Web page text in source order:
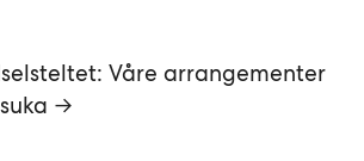
Våre arrangementer
→